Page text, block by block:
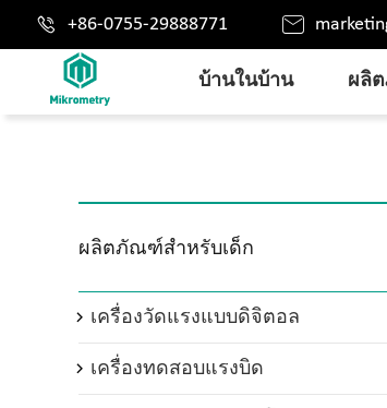
 +86-0755-29888771 
บ้านในบ้าน ผลิ
ผลิตภัณฑ์สำหรับเด็ก
 เครื่องวัดแรงแบบดิจิตอล
 เครื่องทดสอบแรงบิด